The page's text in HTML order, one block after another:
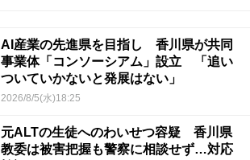
AI産業の先進県を目指し 香川県が共同
事業体「コンソーシアム」設立 「追い
ついていかないと発展はない」
2026/8/5(水)18:25
元ALTの生徒へのわいせつ容疑 香川県
教委は被害把握も警察に相談せず…対応